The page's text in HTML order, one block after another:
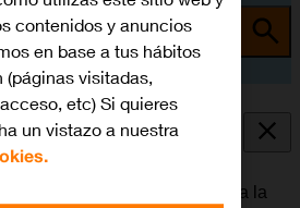
red Wi-Fi
utilizar como alternativa a la
contenidos y anuncios
en base a tus hábitos
(páginas visitadas,
etc) Si quieres
un vistazo a nuestra